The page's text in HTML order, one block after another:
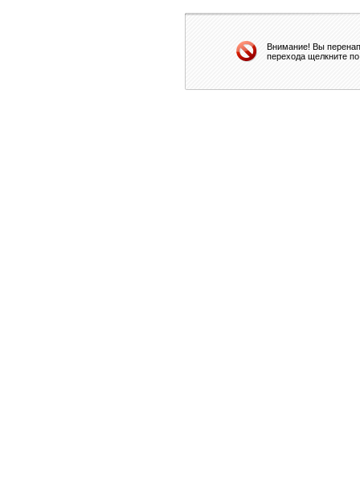
Внимание! Вы
перехода щелкните